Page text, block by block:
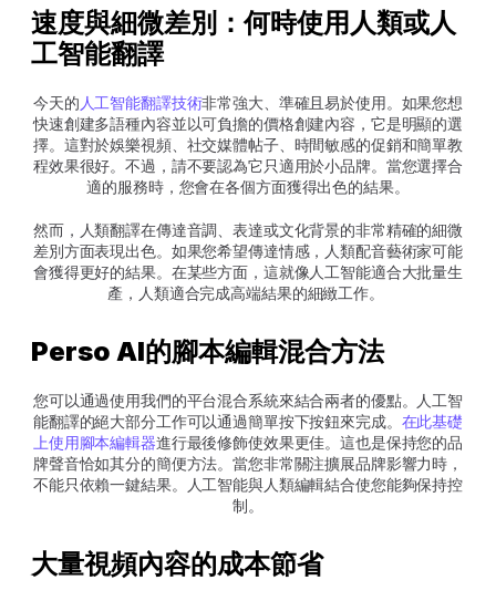
速度與細微差別：何時使用人類或人
工智能翻譯
今天的 人工智能翻譯技術非常強大、準確且易於使用。如果您想
快速創建多語種內容並以可負擔的價格創建內容，它是明顯的選
擇。這對於娛樂視頻、社交媒體帖子、時間敏感的促銷和簡單教
程效果很好。不過，請不要認為它只適用於小品牌。當您選擇合
適的服務時，您會在各個方面獲得出色的結果。
然而，人類翻譯在傳達音調、表達或文化背景的非常精確的細微
差別方面表現出色。如果您希望傳達情感，人類配音藝術家可能
會獲得更好的結果。在某些方面，這就像人工智能適合大批量生
產，人類適合完成高端結果的細緻工作。
Perso AI的腳本編輯混合方法
您可以通過使用我們的平台混合系統來結合兩者的優點。人工智
能翻譯的絕大部分工作可以通過簡單按下按鈕來完成。 在此基礎
上使用腳本編輯器進行最後修飾使效果更佳。這也是保持您的品
牌聲音恰如其分的簡便方法。當您非常關注擴展品牌影響力時，
不能只依賴一鍵結果。人工智能與人類編輯結合使您能夠保持控
制。
大量視頻內容的成本節省